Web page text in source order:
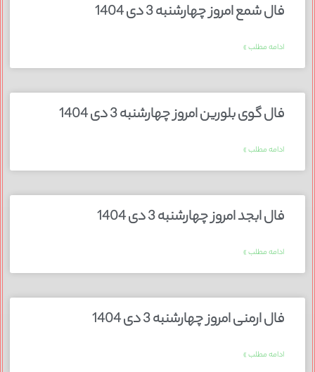
فال شمع امروز چهارشنبه 3 دی 1404
ادامه مطلب »
فال گوی بلورین امروز چهارشنبه 3 دی 1404
ادامه مطلب »
فال ابجد امروز چهارشنبه 3 دی 1404
ادامه مطلب »
فال ارمنی امروز چهارشنبه 3 دی 1404
ادامه مطلب »